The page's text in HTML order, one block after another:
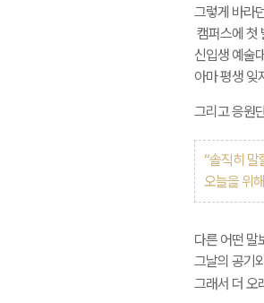
그렇게 바라
캠퍼스에 첫
신입생 예술
아마 평생 잊
그리고 응원
“솔직히 말
오늘을 위해
다른 어떤 말
그날의 공기
그래서 더 오